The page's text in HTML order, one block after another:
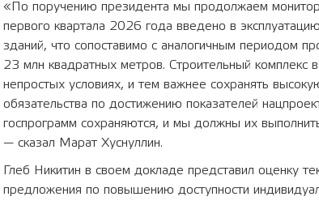
«По поручению президента мы продолжаем
первого квартала 2026 года введено в
зданий, что сопоставимо с аналогичным периодом
23 млн квадратных метров. Строительный комплекс
непростых условиях, и тем важнее сохранять
обязательства по достижению показателей
госпрограмм сохраняются, и мы должны их
— сказал Марат Хуснуллин.
Глеб Никитин в своем докладе представил оценку
предложения по повышению доступности